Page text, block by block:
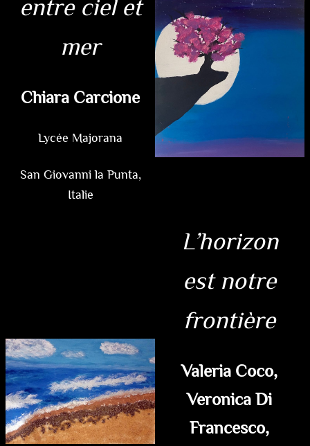
entre ciel et
mer
Chiara Carcione
Lycée Majorana
San Giovanni la Punta,
Italie
L’horizon
est notre
frontière
Valeria Coco,
Veronica Di
Francesco,